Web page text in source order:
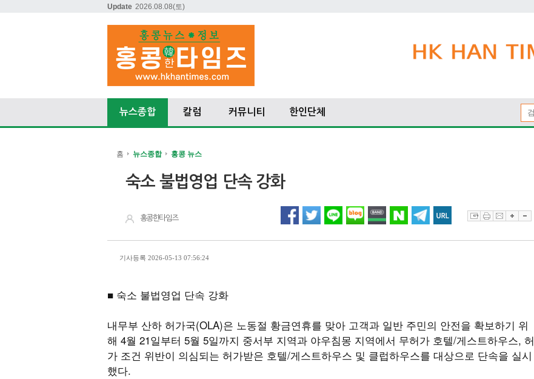
Update 2026.08.08(토)
뉴스종합 칼럼 커뮤니티 한인단체
홈 뉴스종합 홍콩 뉴스
숙소 불법영업 단속 강화
홍콩한타임즈
기사등록 2026-05-13 07:56:24
■ 숙소 불법영업 단속 강화
내무부 산하 허가국(OLA)은 노동절 황금연휴를 맞아 고객과 일반 주민의 안전을 확보하기 위
해 4월 21일부터 5월 5일까지 중서부 지역과 야우침몽 지역에서 무허가 호텔/게스트하우스, 허
가 조건 위반이 의심되는 허가받은 호텔/게스트하우스 및 클럽하우스를 대상으로 단속을 실시
했다.